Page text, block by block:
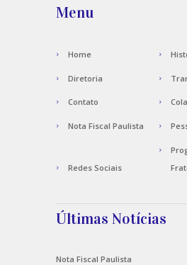
Menu
Home
Diretoria
Contato
Nota Fiscal Paulista
Redes Sociais
Últimas Notícias
Nota Fiscal Paulista